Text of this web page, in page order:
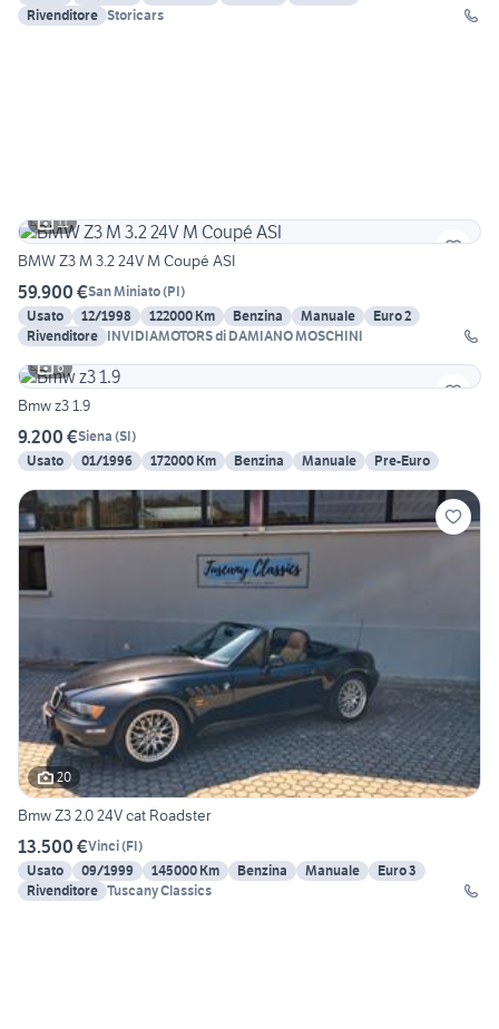
Rivenditore Storicars
11
BMW Z3 M 3.2 24V M Coupé ASI
59.900 €San Miniato(PI)
Usato
12/1998 122000 Km Benzina Manuale
Euro 2
Rivenditore INVIDIAMOTORS di DAMIANO MOSCHINI
6
Bmw z3 1.9
9.200 €Siena (SI)
Usato
01/1996 172000 Km Benzina Manuale Pre-Euro
20
Bmw Z3 2.0 24V cat Roadster
13.500 €Vinci(FI)
Usato
09/1999 145000 Km Benzina Manuale
Euro 3
Rivenditore Tuscany Classics